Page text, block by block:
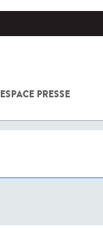
ESPACE PRESSE